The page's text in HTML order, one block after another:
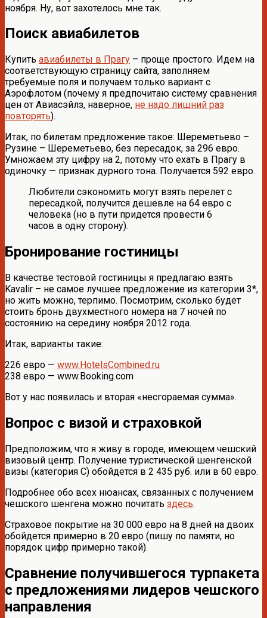
ноября. Ну, вот захотелось мне так.
Поиск авиабилетов
Купить авиабилеты в Прагу – проще простого. Идем на
соответствующую страницу сайта, заполняем
требуемые поля и получаем только вариант с
Аэрофлотом (почему я предпочитаю систему сравнения
цен от Авиасэйлз, наверное, не надо лишний раз
повторять).
Итак, по билетам предложение такое: Шереметьево –
Рузине – Шереметьево, без пересадок, за 296 евро.
Умножаем эту цифру на 2, потому что ехать в Прагу в
одиночку — признак дурного тона. Получается 592 евро.
Любители сэкономить могут взять перелет с
пересадкой, получится дешевле на 64 евро с
человека (но в пути придется провести 6
часов в одну сторону).
Бронирование гостиницы
В качестве тестовой гостиницы я предлагаю взять
Kavalir – не самое лучшее предложение из категории 3*,
но жить можно, терпимо. Посмотрим, сколько будет
стоить бронь двухместного номера на 7 ночей по
состоянию на середину ноября 2012 года.
Итак, варианты такие:
226 евро — www.HotelsCombined.ru
238 евро — www.Booking.com
Вот у нас появилась и вторая «несгораемая сумма».
Вопрос с визой и страховкой
Предположим, что я живу в городе, имеющем чешский
визовый центр. Получение туристической шенгенской
визы (категория С) обойдется в 2 435 руб. или в 60 евро.
Подробнее обо всех нюансах, связанных с получением
чешского шенгена можно почитать здесь.
Страховое покрытие на 30 000 евро на 8 дней на двоих
обойдется примерно в 20 евро (пишу по памяти, но
порядок цифр примерно такой).
Сравнение получившегося турпакета
с предложениями лидеров чешского
направления